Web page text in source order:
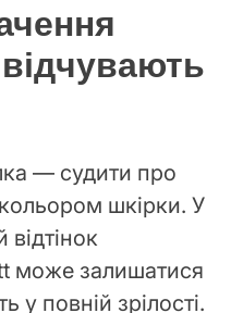
— судити про
шкірки. У
може залишатися
у повній зрілості.